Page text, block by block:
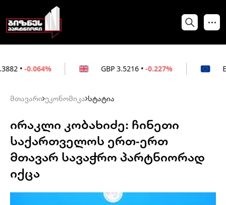
3.5216 • -0.227% 3.0212 •
მთავარი ეკონომიკა სტატია
ირაკლი კობახიძე: ჩინეთი
საქართველოს ერთ-ერთ
მთავარ სავაჭრო პარტნიორად
იქცა